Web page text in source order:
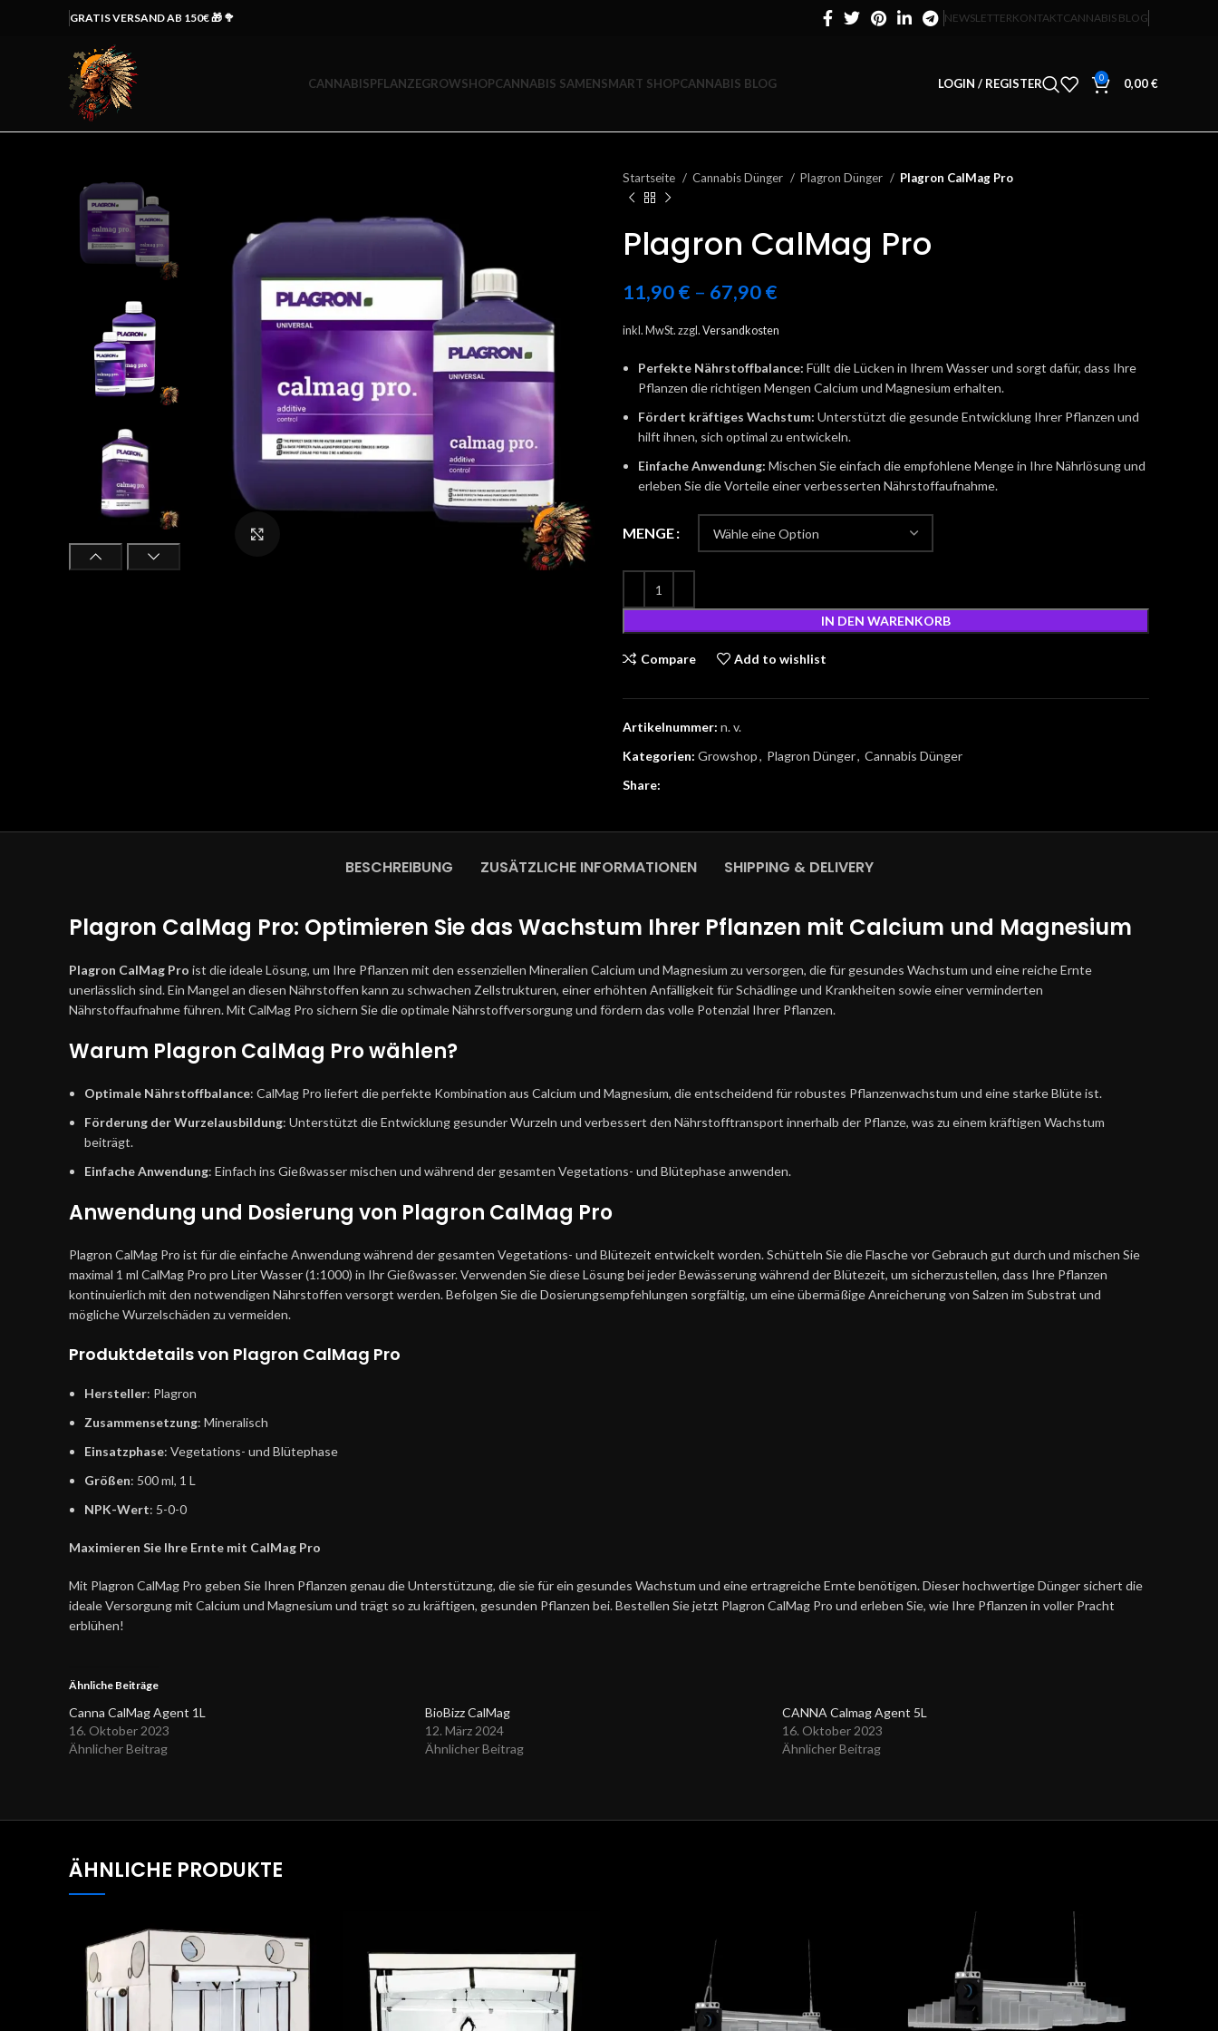
GRATIS VERSAND AB 150€ 🎁 🥦 NEWSLETTERKONTAKTCANNABIS BLOG
CANNABISPFLANZEGROWSHOPCANNABIS SAMENSMART SHOPCANNABIS BLOG LOGIN / REGISTER 0 0,00€
Startseite Cannabis Dünger Plagron Dünger Plagron CalMag Pro
Plagron CalMag Pro
11,90€ – 67,90€
inkl. MwSt. zzgl. Versandkosten
Perfekte Nährstoffbalance: Füllt die Lücken in Ihrem Wasser und sorgt dafür, dass Ihre
Pflanzen die richtigen Mengen Calcium und Magnesium erhalten.
Fördert kräftiges Wachstum: Unterstützt die gesunde Entwicklung Ihrer Pflanzen und
hilft ihnen, sich optimal zu entwickeln.
Einfache Anwendung: Mischen Sie einfach die empfohlene Menge in Ihre Nährlösung und
erleben Sie die Vorteile einer verbesserten Nährstoffaufnahme.
MENGE
IN DEN WARENKORB
Compare Add to wishlist
Artikelnummer: n. v.
Kategorien: Growshop, Plagron Dünger, Cannabis Dünger
Share:
BESCHREIBUNG ZUSÄTZLICHE INFORMATIONEN SHIPPING & DELIVERY
Plagron CalMag Pro: Optimieren Sie das Wachstum Ihrer Pflanzen mit Calcium und Magnesium
Plagron CalMag Pro ist die ideale Lösung, um Ihre Pflanzen mit den essenziellen Mineralien Calcium und Magnesium zu versorgen, die für gesundes Wachstum und eine reiche Ernte
unerlässlich sind. Ein Mangel an diesen Nährstoffen kann zu schwachen Zellstrukturen, einer erhöhten Anfälligkeit für Schädlinge und Krankheiten sowie einer verminderten
Nährstoffaufnahme führen. Mit CalMag Pro sichern Sie die optimale Nährstoffversorgung und fördern das volle Potenzial Ihrer Pflanzen.
Warum Plagron CalMag Pro wählen?
Optimale Nährstoffbalance: CalMag Pro liefert die perfekte Kombination aus Calcium und Magnesium, die entscheidend für robustes Pflanzenwachstum und eine starke Blüte ist.
Förderung der Wurzelausbildung: Unterstützt die Entwicklung gesunder Wurzeln und verbessert den Nährstofftransport innerhalb der Pflanze, was zu einem kräftigen Wachstum
beiträgt.
Einfache Anwendung: Einfach ins Gießwasser mischen und während der gesamten Vegetations- und Blütephase anwenden.
Anwendung und Dosierung von Plagron CalMag Pro
Plagron CalMag Pro ist für die einfache Anwendung während der gesamten Vegetations- und Blütezeit entwickelt worden. Schütteln Sie die Flasche vor Gebrauch gut durch und mischen Sie
maximal 1 ml CalMag Pro pro Liter Wasser (1:1000) in Ihr Gießwasser. Verwenden Sie diese Lösung bei jeder Bewässerung während der Blütezeit, um sicherzustellen, dass Ihre Pflanzen
kontinuierlich mit den notwendigen Nährstoffen versorgt werden. Befolgen Sie die Dosierungsempfehlungen sorgfältig, um eine übermäßige Anreicherung von Salzen im Substrat und
mögliche Wurzelschäden zu vermeiden.
Produktdetails von Plagron CalMag Pro
Hersteller: Plagron
Zusammensetzung: Mineralisch
Einsatzphase: Vegetations- und Blütephase
Größen: 500 ml, 1 L
NPK-Wert: 5-0-0
Maximieren Sie Ihre Ernte mit CalMag Pro
Mit Plagron CalMag Pro geben Sie Ihren Pflanzen genau die Unterstützung, die sie für ein gesundes Wachstum und eine ertragreiche Ernte benötigen. Dieser hochwertige Dünger sichert die
ideale Versorgung mit Calcium und Magnesium und trägt so zu kräftigen, gesunden Pflanzen bei. Bestellen Sie jetzt Plagron CalMag Pro und erleben Sie, wie Ihre Pflanzen in voller Pracht
erblühen!
Ähnliche Beiträge
Canna CalMag Agent 1L
16. Oktober 2023
Ähnlicher Beitrag
BioBizz CalMag
12. März 2024
Ähnlicher Beitrag
CANNA Calmag Agent 5L
16. Oktober 2023
Ähnlicher Beitrag
ÄHNLICHE PRODUKTE